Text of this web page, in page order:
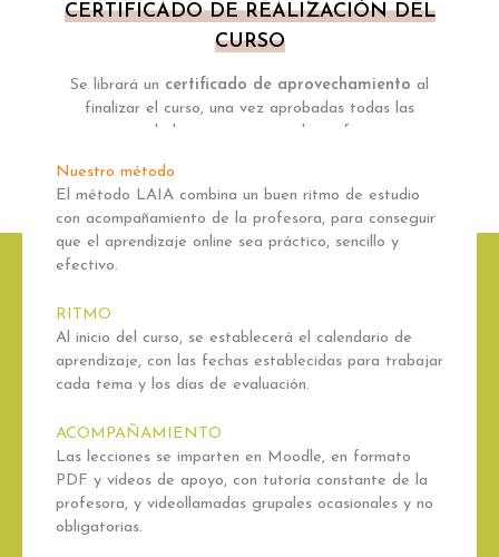
CERTIFICADO DE REALIZACIÓN DEL
CURSO
Se librará un certificado de aprovechamiento al
finalizar el curso, una vez aprobadas todas las
actividades que proponga la profesora
Nuestro método
El método LAIA combina un buen ritmo de estudio
con acompañamiento de la profesora, para conseguir
que el aprendizaje online sea práctico, sencillo y
efectivo.
RITMO
Al inicio del curso, se establecerá el calendario de
aprendizaje, con las fechas establecidas para trabajar
cada tema y los días de evaluación.
ACOMPAÑAMIENTO
Las lecciones se imparten en Moodle, en formato
PDF y vídeos de apoyo, con tutoría constante de la
profesora, y videollamadas grupales ocasionales y no
obligatorias.